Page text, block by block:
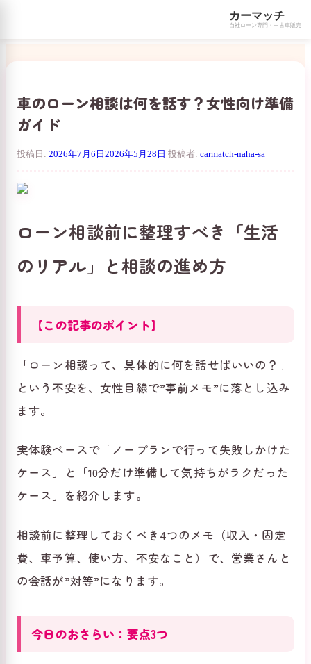
カーマッチ
自社ローン専門・中古車販売
車のローン相談は何を話す？女性向け準備
ガイド
投稿日: 2026年7月6日 2026年5月28日 投稿者: carmatch-naha-sa
ローン相談前に整理すべき「生活
のリアル」と相談の進め方
【この記事のポイント】
「ローン相談って、具体的に何を話せばいいの？」
という不安を、女性目線で”事前メモ”に落とし込み
ます。
実体験ベースで「ノープランで行って失敗しかけた
ケース」と「10分だけ準備して気持ちがラクだった
ケース」を紹介します。
相談前に整理しておくべき4つのメモ（収入・固定
費、車予算、使い方、不安なこと）で、営業さんと
の会話が”対等”になります。
今日のおさらい：要点3つ